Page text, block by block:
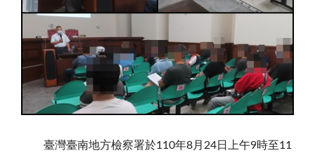
臺灣臺南地方檢察署於110年8月 24日上午9時至11